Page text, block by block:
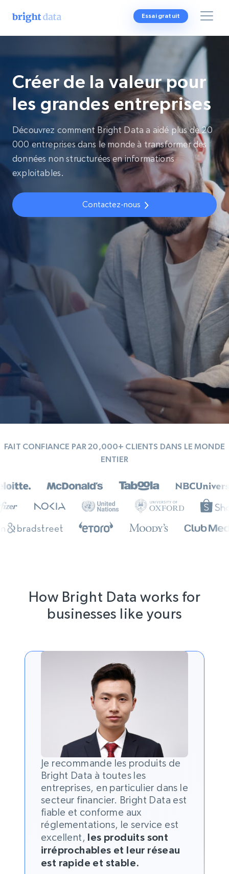
Essai gratuit
Créer de la valeur pour
les grandes entreprises
Découvrez comment Bright Data a aidé plus de 20
000 entreprises dans le monde à transformer des
données non structurées en informations
exploitables.
Contactez-nous
FAIT CONFIANCE PAR 20,000+ CLIENTS DANS LE MONDE
ENTIER
How Bright Data works for
businesses like yours
Je recommande les produits de
Bright Data à toutes les
entreprises, en particulier dans le
secteur financier. Bright Data est
fiable et conforme aux
réglementations, le service est
excellent, les produits sont
irréprochables et leur réseau
est rapide et stable.